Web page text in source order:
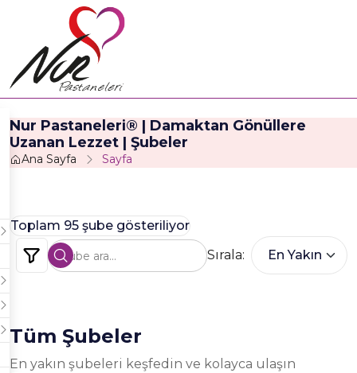
Nur Pastaneleri® | Damaktan Gönüllere
Uzanan Lezzet | Şubeler
Ana Sayfa Sayfa
Toplam 95 şube gösteriliyor
Sırala:
Tüm Şubeler
En yakın şubeleri keşfedin ve kolayca ulaşın